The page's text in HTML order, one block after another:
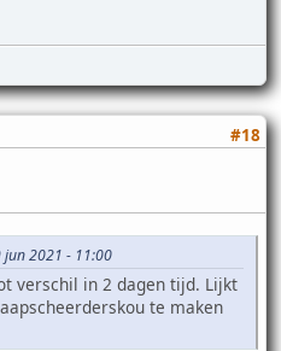
#18
jun 2021 - 11:00
verschil in 2 dagen tijd. Lijkt
te maken